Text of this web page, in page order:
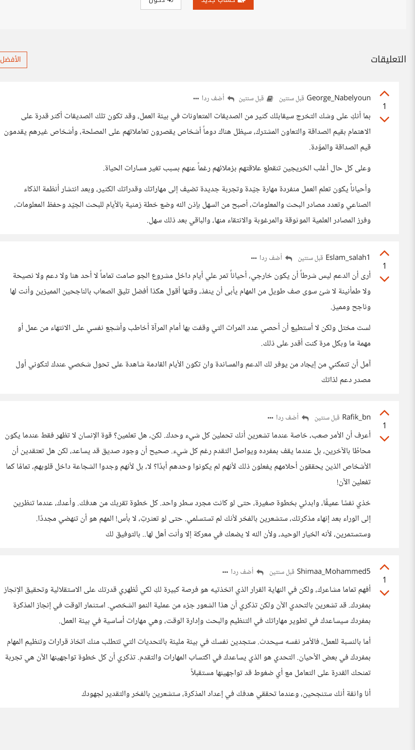
التعليقات الأفضل
1
George_Nabelyoun قبل سنتين قبل سنتين أضف ردا
بما أنكِ على وشك التخرج سيقابلك كثير من الصديقات المتعاونات في بيئة العمل، وقد تكون تلك الصديقات أكثر قدرة على
الاهتمام بقيم الصداقة والتعاون المشترك، سيظل هناك دوماً أشخاص يقصرون تعاملاتهم على المصلحة، وأشخاص غيرهم يقدمون
قيم الصداقة والموّدة.
وعلى كل حال أغلب الخريجين تنقطع علاقتهم بزملائهم رغماً عنهم بسبب تغير مسارات الحياة.
وأحياناً يكون تعلم العمل منفردة مهارة جيّدة وتجربة جديدة تضيف إلى مهاراتك وقدراتك الكثير، وبعد انتشار أنظمة الذكاء
الصناعي وتعدد مصادر البحث والمعلومات، أصبح من السهل بإذن الله وضع خطة زمنية بالأيام للبحث الجيّد وحفظ المعلومات،
وفرز المصادر العلمية الموثوقة والمرغوبة والانتقاء منها، والباقي بعد ذلك سهل.
1
Eslam_salah1 قبل سنتين أضف ردا
أرى أن الدعم ليس شرطاً أن يكون خارجي، أحياناً تمر علي أيام داخل مشروع الجو صامت تماماً لا أحد هنا ولا دعم ولا نصيحة
ولا طمأنينة لا شئ سوى صف طويل من المهام يأبى أن ينفذ، وقتها أقول هكذا أفضل تليق الصعاب بالناجحين المميزين وأنت لها
وناجح ومميز.
لست مختل ولكن لا أستطيع أن أحصي عدد المرات التي وقفت بها أمام المرآة أخاطب وأشجع نفسي على الانتهاء من عمل أو
مهمة ما وبكل مرة كنت أقدر على ذلك.
آمل أن تتمكني من إيجاد من يوفر لك الدعم والمساندة وان تكون الأيام القادمة شاهدة على تحول شخصي عندك لتكوني أول
مصدر دعم لذاتك
1
Rafik_bn قبل سنتين أضف ردا
أعرف أن الأمر صعب، خاصة عندما تشعرين أنك تحملين كل شيء وحدك. لكن، هل تعلمين؟ قوة الإنسان لا تظهر فقط عندما يكون
محاطًا بالآخرين، بل عندما يقف بمفرده ويواصل التقدم رغم كل شيء. صحيح أن وجود صديق قد يساعد، لكن هل تعتقدين أن
الأشخاص الذين يحققون أحلامهم يفعلون ذلك لأنهم لم يكونوا وحدهم أبدًا؟ لا، بل لأنهم وجدوا الشجاعة داخل قلوبهم، تمامًا كما
تفعلين الآن!
خذي نفسًا عميقًا، وابدئي بخطوة صغيرة، حتى لو كانت مجرد سطر واحد. كل خطوة تقربك من هدفك. وأعدك، عندما تنظرين
إلى الوراء بعد إنهاء مذكرتك، ستشعرين بالفخر لأنك لم تستسلمي. حتى لو تعثرتِ، لا بأس! المهم هو أن تنهضي مجددًا.
وستستمرين، لأنه الخيار الوحيد، ولأن الله لا يضعك في معركة إلا وأنت أهل لها.. بالتوفيق لك
1
Shimaa_Mohammed5 قبل سنتين أضف ردا
أفهم تماما مشاعرك، ولكن في النهاية القرار الذي اتخذتيه هو فرصة كبيرة لكِ لكي تُظهري قدرتك على الاستقلالية وتحقيق الإنجاز
بمفردك. قد تشعرين بالتحدي الآن ولكن تذكري أن هذا الشعور جزء من عملية النمو الشخصي. استثمار الوقت في إنجاز المذكرة
بمفردك سيساعدك في تطوير مهاراتك في التنظيم والبحث وإدارة الوقت، وهي مهارات أساسية في بيئة العمل.
أما بالنسبة للعمل، فالأمر نفسه سيحدث. ستجدين نفسك في بيئة مليئة بالتحديات التي تتطلب منك اتخاذ قرارات وتنظيم المهام
بمفردك في بعض الأحيان. التحدي هو الذي يساعدك في اكتساب المهارات والتقدم. تذكري أن كل خطوة تواجهينها الآن هي تجربة
تمنحك القدرة على التعامل مع أي ضغوط قد تواجهينها مستقبلاً
أنا واثقة أنك ستنجحين، وعندما تحققي هدفك في إعداد المذكرة، ستشعرين بالفخر والتقدير لجهودك